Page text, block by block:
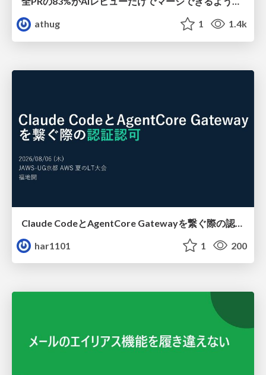
athug
1 1.4k
har1101
1 200